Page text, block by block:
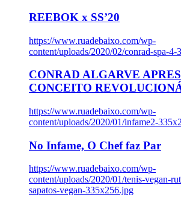
REEBOK x SS’20
https://www.ruadebaixo.com/wp-
content/uploads/2020/02/conrad-spa-4-
CONRAD ALGARVE
CONCEITO
https://www.ruadebaixo.com/wp-
content/uploads/2020/01/infame2-
No Infame, O Chef faz Par
https://www.ruadebaixo.com/wp-
content/uploads/2020/01/tenis-vegan-
sapatos-vegan-335x256.jpg